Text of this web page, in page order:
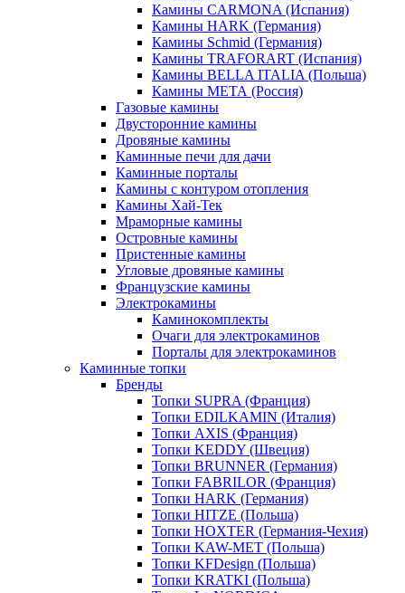
Камины CARMONA (Испания)
Камины HARK (Германия)
Камины Schmid (Германия)
Камины TRAFORART (Испания)
Камины BELLA ITALIA (Польша)
Камины МЕТА (Россия)
Газовые камины
Двусторонние камины
Дровяные камины
Каминные печи для дачи
Каминные порталы
Камины с контуром отопления
Камины Хай-Тек
Мраморные камины
Островные камины
Пристенные камины
Угловые дровяные камины
Французские камины
Электрокамины
Каминокомплекты
Очаги для электрокаминов
Порталы для электрокаминов
Каминные топки
Бренды
Топки SUPRA (Франция)
Топки EDILKAMIN (Италия)
Топки AXIS (Франция)
Топки KEDDY (Швеция)
Топки BRUNNER (Германия)
Топки FABRILOR (Франция)
Топки HARK (Германия)
Топки HITZE (Польша)
Топки HOXTER (Германия-Чехия)
Топки KAW-MET (Польша)
Топки KFDesign (Польша)
Топки KRATKI (Польша)